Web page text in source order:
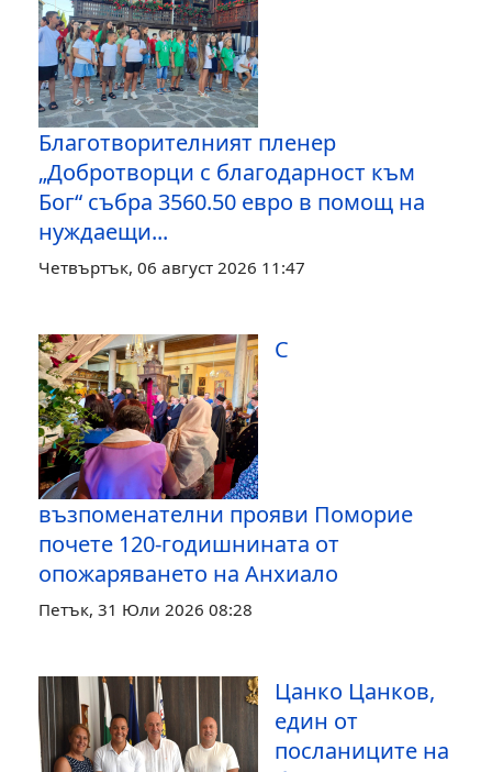
Благотворителният пленер
„Добротворци с благодарност към
Бог“ събра 3560.50 евро в помощ на
нуждаещи...
Четвъртък, 06 август 2026 11:47
С
възпоменателни прояви Поморие
почете 120-годишнината от
опожаряването на Анхиало
Петък, 31 Юли 2026 08:28
Цанко Цанков,
един от
посланиците на